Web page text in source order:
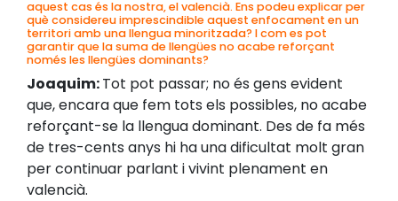
aquest cas és la nostra, el valencià. Ens podeu explicar per
què considereu imprescindible aquest enfocament en un
territori amb una llengua minoritzada? I com es pot
garantir que la suma de llengües no acabe reforçant
només les llengües dominants?
Joaquim:Tot pot passar; no és gens evident
que, encara que fem tots els possibles, no acabe
reforçant-se la llengua dominant. Des de fa més
de tres-cents anys hi ha una dificultat molt gran
per continuar parlant i vivint plenament en
valencià.